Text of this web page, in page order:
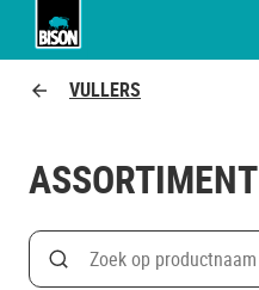
VULLERS
ASSORTIMENT
Search
Zoek op productnaam